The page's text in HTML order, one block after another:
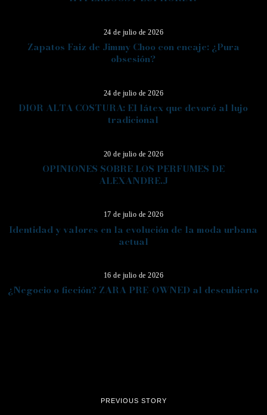
24 de julio de 2026
Zapatos Faiz de Jimmy Choo con encaje: ¿Pura
obsesión?
24 de julio de 2026
DIOR ALTA COSTURA: El látex que devoró al lujo
tradicional
20 de julio de 2026
OPINIONES SOBRE LOS PERFUMES DE
ALEXANDRE.J
17 de julio de 2026
Identidad y valores en la evolución de la moda urbana
actual
16 de julio de 2026
¿Negocio o ficción? ZARA PRE-OWNED al descubierto
PREVIOUS STORY